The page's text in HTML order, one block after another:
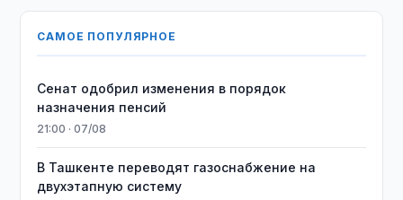
САМОЕ ПОПУЛЯРНОЕ
Сенат одобрил изменения в порядок
назначения пенсий
21:00 · 07/08
В Ташкенте переводят газоснабжение на
двухэтапную систему